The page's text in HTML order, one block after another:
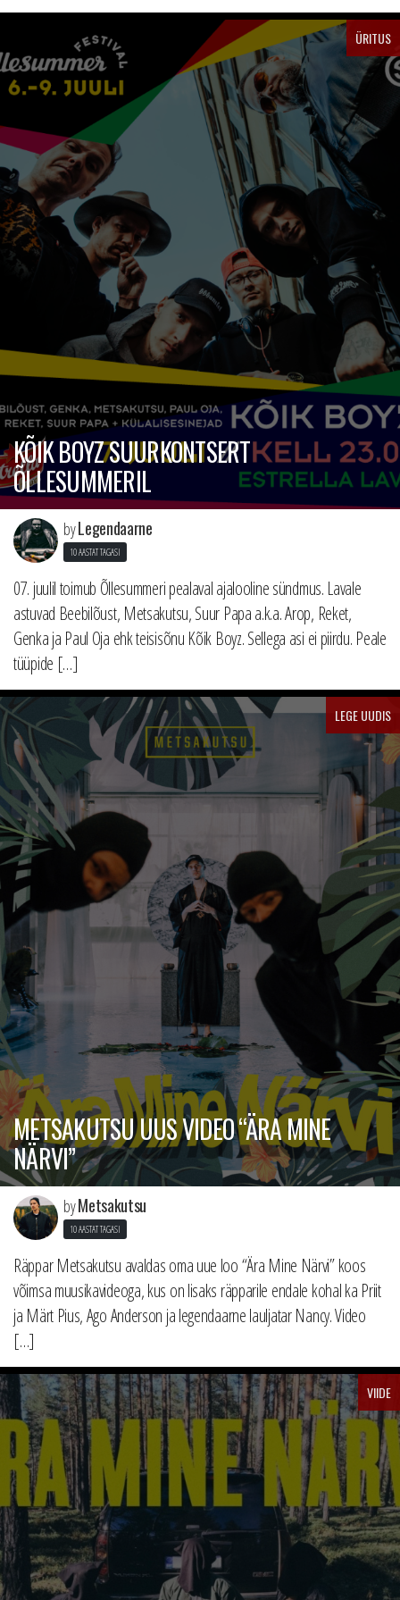
ÜRITUS
KÕIK BOYZ SUURKONTSERT
ÕLLESUMMERIL
byLegendaarne
10 AASTAT TAGASI
07. juulil toimub Õllesummeri pealaval ajalooline sündmus. Lavale
astuvad Beebilõust, Metsakutsu, Suur Papa a.k.a. Arop, Reket,
Genka ja Paul Oja ehk teisisõnu Kõik Boyz. Sellega asi ei piirdu. Peale
tüüpide […]
LEGE UUDIS
METSAKUTSU UUS VIDEO “ÄRA MINE
NÄRVI”
byMetsakutsu
10 AASTAT TAGASI
Räppar Metsakutsu avaldas oma uue loo “Ära Mine Närvi” koos
võimsa muusikavideoga, kus on lisaks räpparile endale kohal ka Priit
ja Märt Pius, Ago Anderson ja legendaarne lauljatar Nancy. Video
[…]
VIIDE